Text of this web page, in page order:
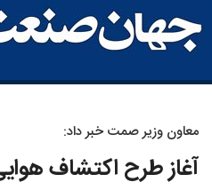
معاون وزیر صمت خبر داد:
آغاز طرح اکتشاف